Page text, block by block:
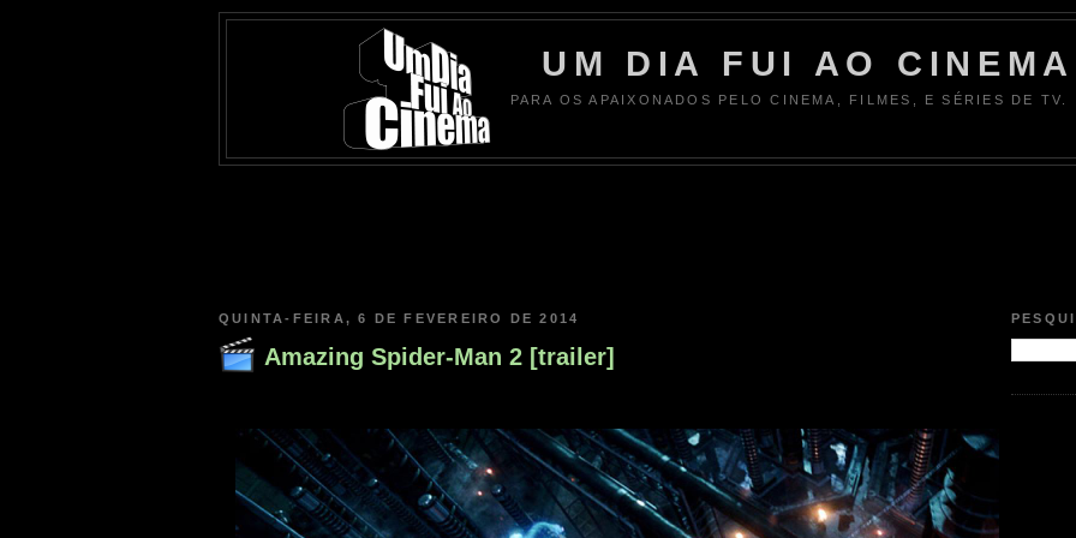
UM DIA FUI AO CINEMA
PARA OS APAIXONADOS PELO CINEMA, FILMES, E SÉRIES DE TV.
QUINTA-FEIRA, 6 DE FEVEREIRO DE 2014
Amazing Spider-Man 2 [trailer]